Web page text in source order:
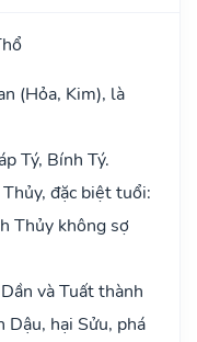
(Hỏa, Kim), là
Tý, Bính Tý.
đặc biệt tuổi:
Thủy không sợ
và Tuất thành
Dậu, hại Sửu, phá